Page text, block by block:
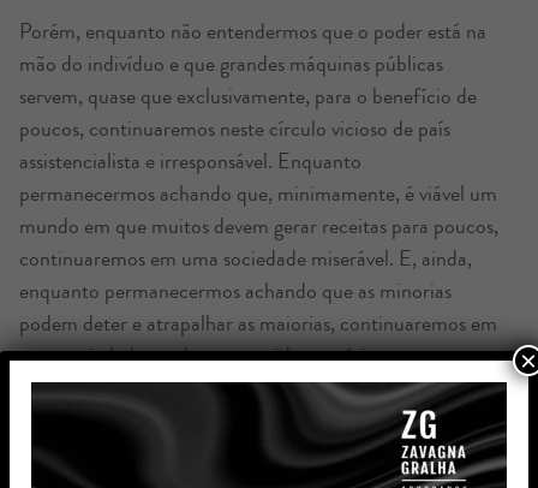
Porém, enquanto não entendermos que o poder está na
mão do indivíduo e que grandes máquinas públicas
servem, quase que exclusivamente, para o benefício de
poucos, continuaremos neste círculo vicioso de país
assistencialista e irresponsável. Enquanto
permanecermos achando que, minimamente, é viável um
mundo em que muitos devem gerar receitas para poucos,
continuaremos em uma sociedade miserável. E, ainda,
enquanto permanecermos achando que as minorias
podem deter e atrapalhar as maiorias, continuaremos em
uma sociedade totalmente antidemocrática.
Não tem jeito, ou deixamos o politicamente correto de
lado e partimos para uma vida mais verdadeira, em que o
indivíduo possa realmente desenvolver-se por
×